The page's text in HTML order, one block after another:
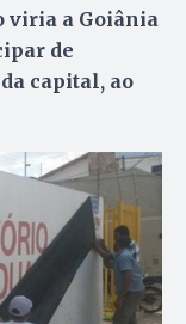
viria a Goiânia
de
capital, ao